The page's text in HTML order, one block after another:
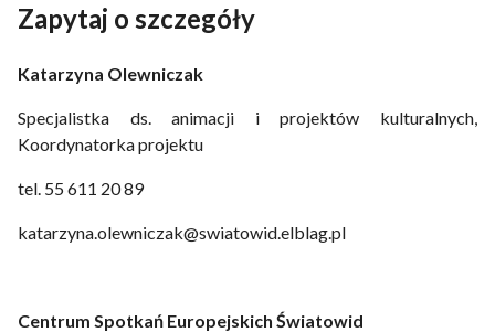
Zapytaj o szczegóły
Katarzyna Olewniczak
Specjalistka ds. animacji i projektów kulturalnych,
Koordynatorka projektu
tel. 55 611 20 89
katarzyna.olewniczak@swiatowid.elblag.pl
Centrum Spotkań Europejskich Światowid